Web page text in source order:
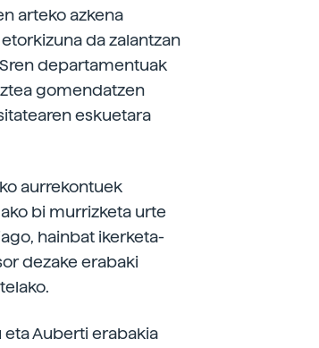
arteko azkena
da zalantzan
departamentuak
gomendatzen
eskuetara
aurrekontuek
bi murrizketa urte
hainbat ikerketa-
dezake erabaki
eta Auberti erabakia